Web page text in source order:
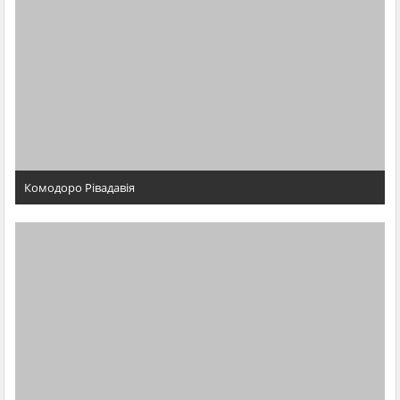
Комодоро Рівадавія